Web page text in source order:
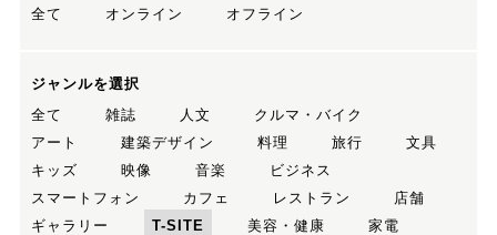
全て
オンライン オフライン
ジャンルを選択
全て
雑誌 人文
クルマ・バイク
アート
建築デザイン 料理 旅行
文具
キッズ
映像 音楽
ビジネス
スマートフォン
カフェ レストラン
店舗
ギャラリー
T-SITE 美容・健康
家電